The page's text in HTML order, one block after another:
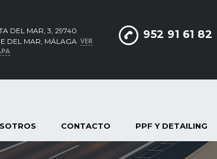
952 91 61 82
DEL MAR, 3, 29740
DEL MAR, MÁLAGA VER
CONTACTO PPF Y DETAILING